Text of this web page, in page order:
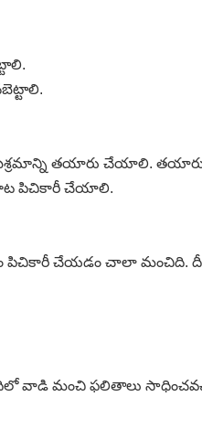
తయారు చేయాలి. తయారు
పిచికారీ చేయాలి.
పిచికారీ చేయడం చాలా మంచిది.
వాడి మంచి ఫలితాలు